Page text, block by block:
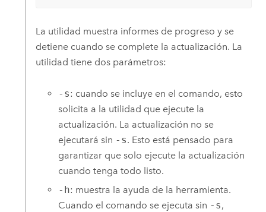
La utilidad muestra informes de progreso y se
detiene cuando se complete la actualización. La
utilidad tiene dos parámetros:
-s: cuando se incluye en el comando, esto
solicita a la utilidad que ejecute la
actualización. La actualización no se
ejecutará sin -s. Esto está pensado para
garantizar que solo ejecute la actualización
cuando tenga todo listo.
-h: muestra la ayuda de la herramienta.
Cuando el comando se ejecuta sin -s,